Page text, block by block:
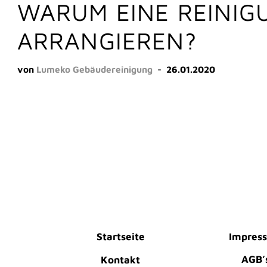
WARUM EINE
ARRANGIEREN?
von Lumeko Gebäudereinigung 26.01.2020
Startseite
Kontakt